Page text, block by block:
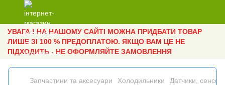
УВАГА ! НА НАШОМУ САЙТІ МОЖНА ПРИДБАТИ ТОВАР
ЛИШЕ ЗІ 100 % ПРЕДОПЛАТОЮ. ЯКЩО ВАМ ЦЕ НЕ
ПІДХОДИТЬ - НЕ ОФОРМЛЯЙТЕ ЗАМОВЛЕННЯ
Запчастини та аксесуари Холодильники Датчики,